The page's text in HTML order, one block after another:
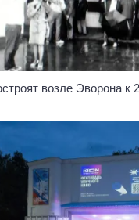
возле Эворона к